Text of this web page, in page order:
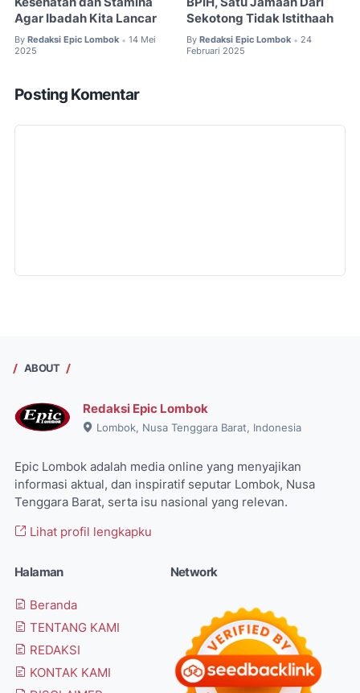
Agar Ibadah Kita Lancar
By Redaksi Epic Lombok • 14 Mei
2025
Sekotong Tidak Istithaah
By Redaksi Epic Lombok • 24
Februari 2025
Posting Komentar
ABOUT
Redaksi Epic Lombok
Lombok, Nusa Tenggara Barat, Indonesia
Epic Lombok adalah media online yang menyajikan
informasi aktual, dan inspiratif seputar Lombok, Nusa
Tenggara Barat, serta isu nasional yang relevan.
Lihat profil lengkapku
Halaman
Beranda
TENTANG KAMI
REDAKSI
KONTAK KAMI
Network